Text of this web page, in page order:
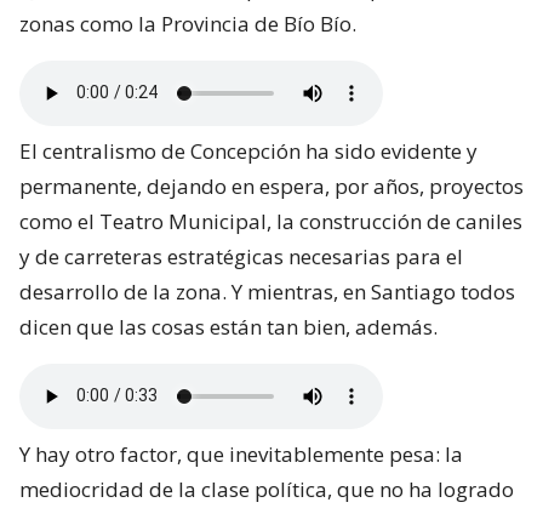
zonas como la Provincia de Bío Bío.
El centralismo de Concepción ha sido evidente y
permanente, dejando en espera, por años, proyectos
como el Teatro Municipal, la construcción de caniles
y de carreteras estratégicas necesarias para el
desarrollo de la zona. Y mientras, en Santiago todos
dicen que las cosas están tan bien, además.
Y hay otro factor, que inevitablemente pesa: la
mediocridad de la clase política, que no ha logrado